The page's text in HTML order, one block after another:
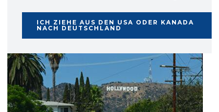
ICH ZIEHE AUS DEN USA ODER KANADA
NACH DEUTSCHLAND